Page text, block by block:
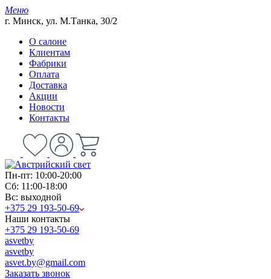
Меню
г. Минск, ул. М.Танка, 30/2
О салоне
Клиентам
Фабрики
Оплата
Доставка
Акции
Новости
Контакты
Пн-пт: 10:00-20:00
Сб: 11:00-18:00
Вс: выходной
+375 29 193-50-69
Наши контакты
+375 29 193-50-69
asvetby
asvetby
asvet.by@gmail.com
Заказать звонок